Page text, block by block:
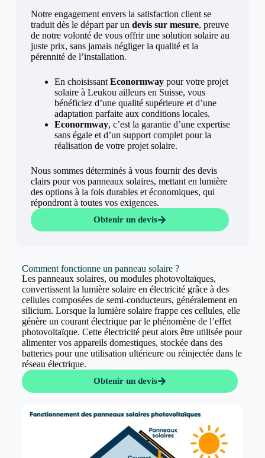
Notre engagement envers la satisfaction client se
traduit dès le départ par un devis sur mesure, preuve
de notre volonté de vous offrir une solution solaire au
juste prix, sans jamais négliger la qualité et la
pérennité de l’installation.
En choisissant Econormwaypour votre projet
solaire à Leukou ailleurs en Suisse, vous
bénéficiez d’une qualité supérieure et d’une
adaptation parfaite aux conditions locales.
Econormway, c’est la garantie d’une expertise
sans égale et d’un support complet pour la
réalisation de votre projet solaire.
Nous sommes déterminés à vous fournir des devis
clairs pour vos panneaux solaires, mettant en lumière
des options à la fois durables et économiques, qui
répondront à toutes vos exigences.
Obtenir un devis
Comment fonctionne un panneau solaire ?
Les panneaux solaires, ou modules photovoltaïques,
convertissent la lumière solaire en électricité grâce à des
cellules composées de semi-conducteurs, généralement en
silicium. Lorsque la lumière solaire frappe ces cellules, elle
génère un courant électrique par le phénomène de l’effet
photovoltaïque. Cette électricité peut alors être utilisée pour
alimenter vos appareils domestiques, stockée dans des
batteries pour une utilisation ultérieure ou réinjectée dans le
réseau électrique.
Obtenir un devis